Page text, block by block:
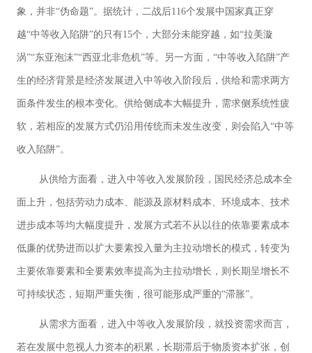
象，并非“伪命题”。据统计，二战后116个发展中国家真正穿
越“中等收入陷阱”的只有15个，大部分未能穿越，如“拉美漩
涡”“东亚泡沫”“西亚北非危机”等。另一方面，“中等收入陷阱”产
生的经济背景是经济发展进入中等收入阶段后，供给和需求两方
面条件发生的根本变化。供给侧成本大幅提升，需求侧系统性疲
软，若相应的发展方式仍沿用传统而未发生改变，则会陷入“中等
收入陷阱”。
从供给方面看，进入中等收入发展阶段，国民经济总成本全
面上升，包括劳动力成本、能源及原材料成本、环境成本、技术
进步成本等均大幅度提升，发展方式若不从以往的依靠要素成本
低廉的优势进而以扩大要素投入量为主拉动增长的模式，转变为
主要依靠要素和全要素效率提高为主拉动增长，则长期呈增长不
可持续状态，短期严重失衡，很可能形成严重的“滞胀”。
从需求方面看，进入中等收入发展阶段，就投资需求而言，
若在发展中忽视人力资本的积累，长期滞后于物质资本扩张，创